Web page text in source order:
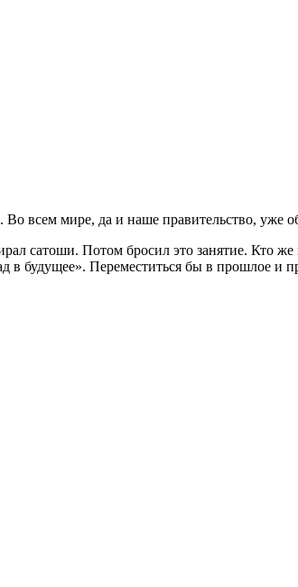
всем мире, да и наше правительство, уже
сатоши. Потом бросил это занятие. Кто
в будущее». Переместиться бы в прошлое